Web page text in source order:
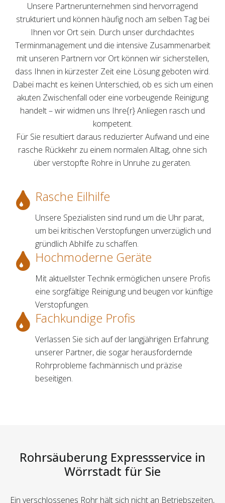
Unsere Partnerunternehmen sind hervorragend
strukturiert und können häufig noch am selben Tag bei
Ihnen vor Ort sein. Durch unser durchdachtes
Terminmanagement und die intensive Zusammenarbeit
mit unseren Partnern vor Ort können wir sicherstellen,
dass Ihnen in kürzester Zeit eine Lösung geboten wird.
Dabei macht es keinen Unterschied, ob es sich um einen
akuten Zwischenfall oder eine vorbeugende Reinigung
handelt – wir widmen uns Ihre{r} Anliegen rasch und
kompetent.
Für Sie resultiert daraus reduzierter Aufwand und eine
rasche Rückkehr zu einem normalen Alltag, ohne sich
über verstopfte Rohre in Unruhe zu geraten.
Rasche Eilhilfe
Unsere Spezialisten sind rund um die Uhr parat,
um bei kritischen Verstopfungen unverzüglich und
gründlich Abhilfe zu schaffen.
Hochmoderne Geräte
Mit aktuellster Technik ermöglichen unsere Profis
eine sorgfältige Reinigung und beugen vor künftige
Verstopfungen.
Fachkundige Profis
Verlassen Sie sich auf der langjährigen Erfahrung
unserer Partner, die sogar herausfordernde
Rohrprobleme fachmännisch und präzise
beseitigen.
Rohrsäuberung Expressservice in
Wörrstadt für Sie
Ein verschlossenes Rohr hält sich nicht an Betriebszeiten,